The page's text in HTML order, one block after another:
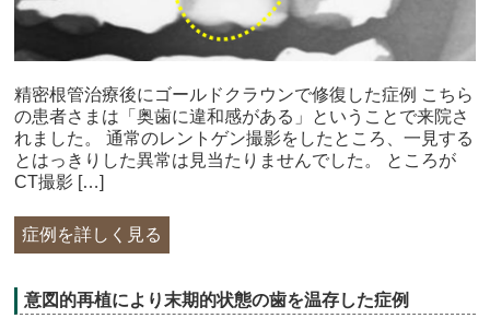
精密根管治療後にゴールドクラウンで修復した症例 こちら
の患者さまは「奥歯に違和感がある」ということで来院さ
れました。 通常のレントゲン撮影をしたところ、一見する
とはっきりした異常は見当たりませんでした。 ところが
CT撮影 […]
症例を詳しく見る
意図的再植により末期的状態の歯を温存した症例